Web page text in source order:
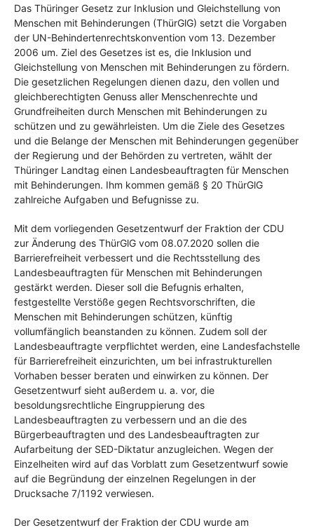
Das Thüringer Gesetz zur Inklusion und Gleichstellung von
Menschen mit Behinderungen (ThürGlG) setzt die Vorgaben
der UN-Behindertenrechtskonvention vom 13. Dezember
2006 um. Ziel des Gesetzes ist es, die Inklusion und
Gleichstellung von Menschen mit Behinderungen zu fördern.
Die gesetzlichen Regelungen dienen dazu, den vollen und
gleichberechtigten Genuss aller Menschenrechte und
Grundfreiheiten durch Menschen mit Behinderungen zu
schützen und zu gewährleisten. Um die Ziele des Gesetzes
und die Belange der Menschen mit Behinderungen gegenüber
der Regierung und der Behörden zu vertreten, wählt der
Thüringer Landtag einen Landesbeauftragten für Menschen
mit Behinderungen. Ihm kommen gemäß § 20 ThürGlG
zahlreiche Aufgaben und Befugnisse zu.
Mit dem vorliegenden Gesetzentwurf der Fraktion der CDU
zur Änderung des ThürGlG vom 08.07.2020 sollen die
Barrierefreiheit verbessert und die Rechtsstellung des
Landesbeauftragten für Menschen mit Behinderungen
gestärkt werden. Dieser soll die Befugnis erhalten,
festgestellte Verstöße gegen Rechtsvorschriften, die
Menschen mit Behinderungen schützen, künftig
vollumfänglich beanstanden zu können. Zudem soll der
Landesbeauftragte verpflichtet werden, eine Landesfachstelle
für Barrierefreiheit einzurichten, um bei infrastrukturellen
Vorhaben besser beraten und einwirken zu können. Der
Gesetzentwurf sieht außerdem u. a. vor, die
besoldungsrechtliche Eingruppierung des
Landesbeauftragten zu verbessern und an die des
Bürgerbeauftragten und des Landesbeauftragten zur
Aufarbeitung der SED-Diktatur anzugleichen. Wegen der
Einzelheiten wird auf das Vorblatt zum Gesetzentwurf sowie
auf die Begründung der einzelnen Regelungen in der
Drucksache 7/1192 verwiesen.
Der Gesetzentwurf der Fraktion der CDU wurde am